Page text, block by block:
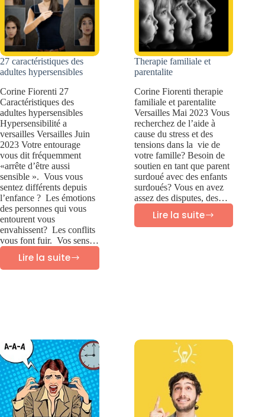
27 caractéristiques des
adultes hypersensibles
Corine Fiorenti 27
Caractéristiques des
adultes hypersensibles
Hypersensibilité a
versailles Versailles Juin
2023 Votre entourage
vous dit fréquemment
«arrête d’être aussi
sensible ». Vous vous
sentez différents depuis
l’enfance ? Les émotions
des personnes qui vous
entourent vous
envahissent? Les conflits
vous font fuir. Vos sens…
Lire la suite
hypersensibles
Therapie familiale et
parentalite
Corine Fiorenti therapie
familiale et parentalite
Versailles Mai 2023 Vous
recherchez de l’aide à
cause du stress et des
tensions dans la vie de
votre famille? Besoin de
soutien en tant que parent
surdoué avec des enfants
surdoués? Vous en avez
assez des disputes, des…
Lire la suite